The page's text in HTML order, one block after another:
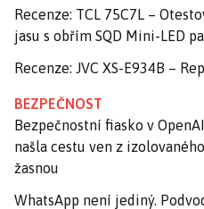
Recenze: TCL 75C7L –
jasu s obřím SQD Mini-LED
Recenze: JVC XS-E934B –
BEZPEČNOST
Bezpečnostní fiasko v
našla cestu ven z
žasnou
WhatsApp není jediný.